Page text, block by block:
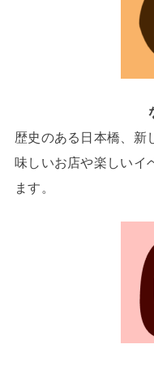
歴史のある日本橋、新
味しいお店や楽しいイ
ます。